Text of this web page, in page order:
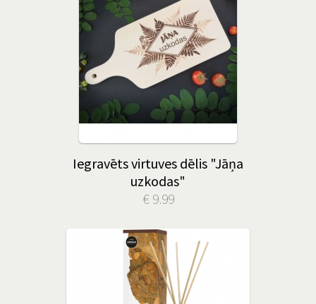
Iegravēts virtuves dēlis "Jāņa
uzkodas"
€ 9.99